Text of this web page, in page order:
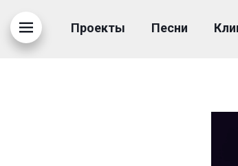
Проекты Песни
11.08.2023